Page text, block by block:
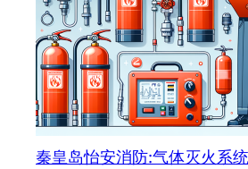
秦皇岛怡安消防:气体灭火系